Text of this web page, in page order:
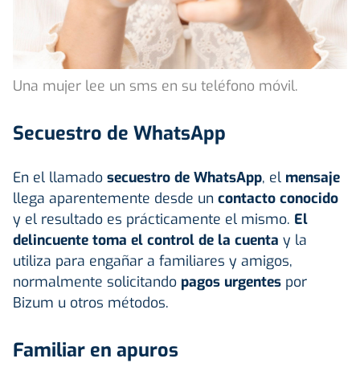
Una mujer lee un sms en su teléfono móvil.
Secuestro de WhatsApp
En el llamado secuestro de WhatsApp, el mensaje
llega aparentemente desde un contacto conocido
y el resultado es prácticamente el mismo. El
delincuente toma el control de la cuenta y la
utiliza para engañar a familiares y amigos,
normalmente solicitando pagos urgentes por
Bizum u otros métodos.
Familiar en apuros